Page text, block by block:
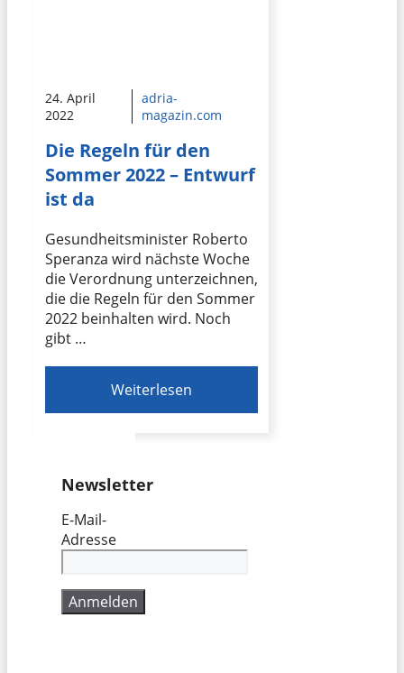
24. April
2022
adria-
magazin.com
Die Regeln für den
Sommer 2022 – Entwurf
ist da
Gesundheitsminister Roberto
Speranza wird nächste Woche
die Verordnung unterzeichnen,
die die Regeln für den Sommer
2022 beinhalten wird. Noch
gibt …
Weiterlesen
Newsletter
E-Mail-
Adresse